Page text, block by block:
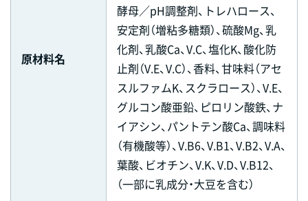
原材料名
酵母／pH調整剤、トレハロース、
安定剤（増粘多糖類）、硫酸Mg、乳
化剤、乳酸Ca、V.C、塩化K、酸化防
止剤（V.E、V.C）、香料、甘味料（アセ
スルファムK、スクラロース）、V.E、
グルコン酸亜鉛、ピロリン酸鉄、ナ
イアシン、パントテン酸Ca、調味料
（有機酸等）、V.B6、V.B1、V.B2、V.A、
葉酸、ビオチン、V.K、V.D、V.B12、
（一部に乳成分・大豆を含む）